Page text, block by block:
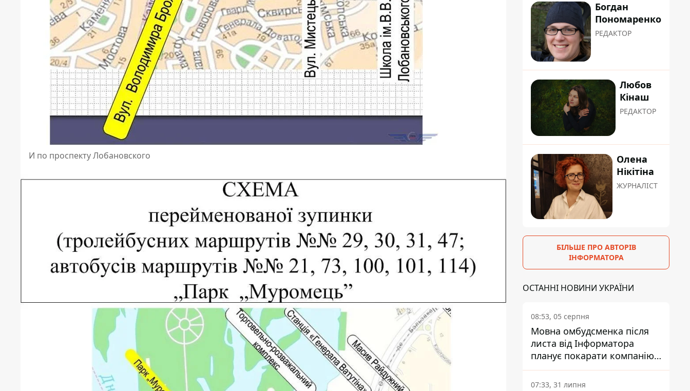
И по проспекту Лобановского
Богдан
Пономаренко
РЕДАКТОР
Любов
Кінаш
РЕДАКТОР
Олена
Нікітіна
ЖУРНАЛІСТ
БІЛЬШЕ ПРО АВТОРІВ
ІНФОРМАТОРА
ОСТАННІ НОВИНИ УКРАЇНИ
08:53, 05 серпня
Мовна омбудсменка після
листа від Інформатора
планує покарати компанію-
підрядника ПриватБанку
07:33, 31 липня